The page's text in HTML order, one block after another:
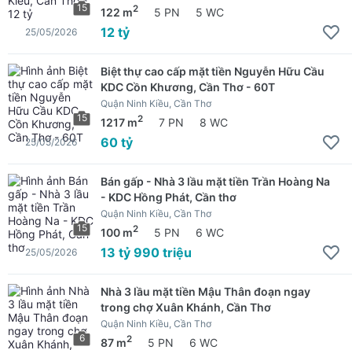
15 122 m2 5 PN 5 WC
12 tỷ
25/05/2026
15
Biệt thự cao cấp mặt tiền Nguyễn Hữu Cầu
KDC Cồn Khương, Cần Thơ - 60T
Quận Ninh Kiều, Cần Thơ
1217 m2 7 PN 8 WC
60 tỷ
25/05/2026
15
Bán gấp - Nhà 3 lầu mặt tiền Trần Hoàng Na
- KDC Hồng Phát, Cần thơ
Quận Ninh Kiều, Cần Thơ
100 m2 5 PN 6 WC
13 tỷ 990 triệu
25/05/2026
6
Nhà 3 lầu mặt tiền Mậu Thân đoạn ngay
trong chợ Xuân Khánh, Cần Thơ
Quận Ninh Kiều, Cần Thơ
87 m2 5 PN 6 WC